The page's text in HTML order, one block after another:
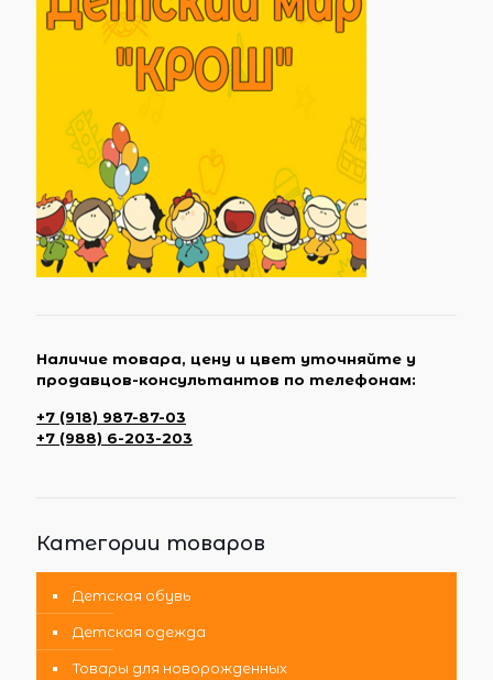
Наличие товара, цену и цвет уточняйте у
продавцов-консультантов по телефонам:
+7 (918) 987-87-03
+7 (988) 6-203-203
Категории товаров
Детская обувь
Детская одежда
Товары для новорожденных